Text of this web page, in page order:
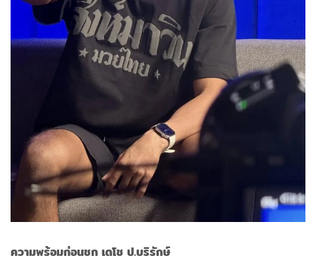
ความพร้อมก่อนชก เดโช ป.บริรักษ์